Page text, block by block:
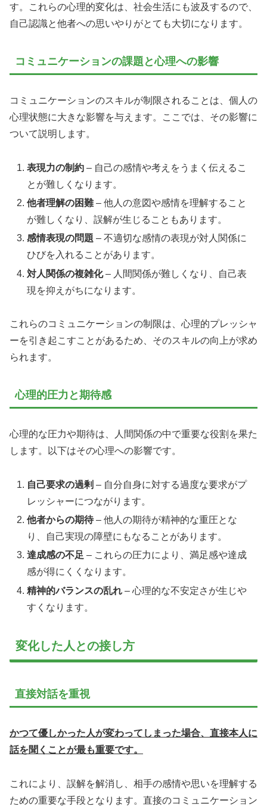
す。これらの心理的変化は、社会生活にも波及するので、
自己認識と他者への思いやりがとても大切になります。
コミュニケーションの課題と心理への影響
コミュニケーションのスキルが制限されることは、個人の
心理状態に大きな影響を与えます。ここでは、その影響に
ついて説明します。
表現力の制約 – 自己の感情や考えをうまく伝えるこ
とが難しくなります。
他者理解の困難– 他人の意図や感情を理解すること
が難しくなり、誤解が生じることもあります。
感情表現の問題 – 不適切な感情の表現が対人関係に
ひびを入れることがあります。
対人関係の複雑化– 人間関係が難しくなり、自己表
現を抑えがちになります。
これらのコミュニケーションの制限は、心理的プレッシャ
ーを引き起こすことがあるため、そのスキルの向上が求め
られます。
心理的圧力と期待感
心理的な圧力や期待は、人間関係の中で重要な役割を果た
します。以下はその心理への影響です。
自己要求の過剰 – 自分自身に対する過度な要求がプ
レッシャーにつながります。
他者からの期待– 他人の期待が精神的な重圧とな
り、自己実現の障壁にもなることがあります。
達成感の不足 – これらの圧力により、満足感や達成
感が得にくくなります。
精神的バランスの乱れ – 心理的な不安定さが生じや
すくなります。
変化した人との接し方
直接対話を重視
かつて優しかった人が変わってしまった場合、直接本人に
話を聞くことが最も重要です。
これにより、誤解を解消し、相手の感情や思いを理解する
ための重要な手段となります。直接のコミュニケーション